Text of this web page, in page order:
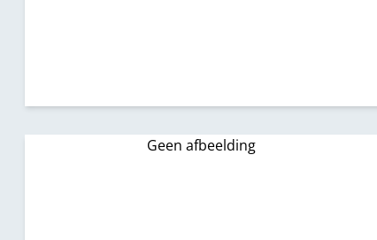
Geen afbeelding